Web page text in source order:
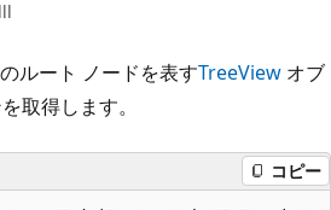
ルート ノードを表すTreeView オブ
取得します。
コピー